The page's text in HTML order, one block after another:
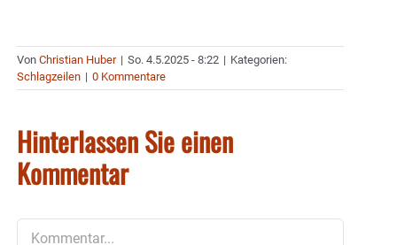
Von Christian Huber | So. 4.5.2025 - 8:22 | Kategorien:
Schlagzeilen | 0 Kommentare
Hinterlassen Sie einen
Kommentar